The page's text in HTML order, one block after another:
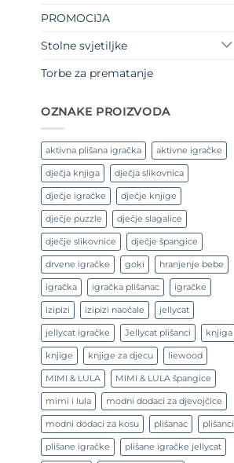
PROMOCIJA
Stolne svjetiljke
Torbe za prematanje
OZNAKE PROIZVODA
aktivna plišana igračka aktivne igračke
dječja knjiga dječja slikovnica
dječje igračke dječje knjige
dječje puzzle dječje slagalice
dječje slikovnice dječje špangice
drvene igračke goki hranjenje bebe
igračka igračka plišanac igračke
izipizi izipizi naočale jellycat
jellycat igračke Jellycat plišanci knjiga
knjige knjige za djecu liewood
MIMI & LULA MIMI & LULA špangice
mimi i lula modni dodaci za djevojčice
modni dodaci za kosu plišanac plišanci
plišane igračke plišane igračke jellycat